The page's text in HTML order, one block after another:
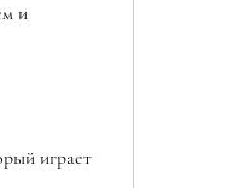
и
играет